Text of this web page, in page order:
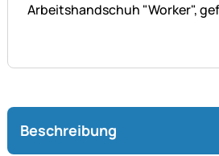
Arbeitshandschuh "Worker",
Beschreibung